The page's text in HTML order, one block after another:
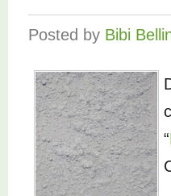
Posted by Bibi
“